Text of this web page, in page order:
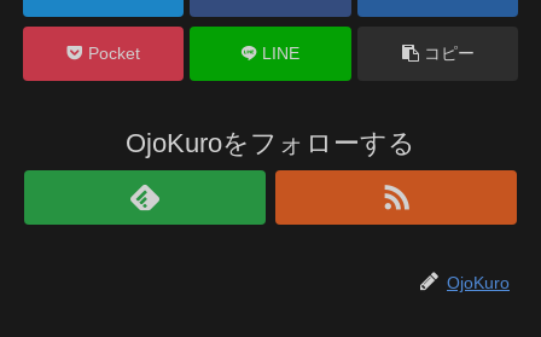
Pocket LINE コピー
OjoKuroをフォローする
OjoKuro